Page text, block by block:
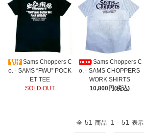
Sams Choppers C
o. - SAMS “FWU” POCK
ET TEE
SOLD OUT
Sams Choppers C
o. - SAMS CHOPPERS
WORK SHIRTS
10,800円(税込)
全 51 商品 1 - 51 表示